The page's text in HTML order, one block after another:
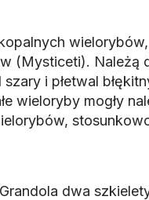
(Mysticeti). Należą
i płetwal
wieloryby mogły
dwa